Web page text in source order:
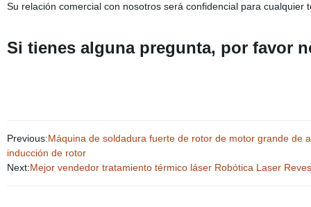
Su relación comercial con nosotros será confidencial para
Si tienes alguna pregunta, por favor
Previous:Máquina de soldadura fuerte de rotor de motor grande de
inducción de rotor
Next:Mejor vendedor tratamiento térmico láser Robótica Laser